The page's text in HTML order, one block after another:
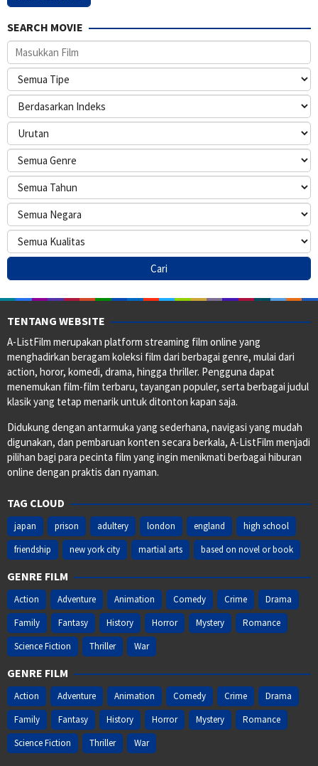
SEARCH MOVIE
TENTANG WEBSITE
A-ListFilm merupakan platform streaming film online yang
menghadirkan beragam koleksi film dari berbagai genre, mulai dari
action, horor, komedi, drama, hingga thriller. Pengguna dapat
menemukan film-film terbaru, tayangan populer, serta berbagai judul
klasik yang tetap menarik untuk ditonton kapan saja.
Didukung dengan antarmuka yang sederhana, navigasi yang mudah
digunakan, dan pembaruan konten secara berkala, A-ListFilm menjadi
pilihan bagi para pecinta film yang ingin menikmati berbagai hiburan
online dengan praktis dan nyaman.
TAG CLOUD
japan prison adultery london england
high school
friendship
new york city martial arts based on novel or book
GENRE FILM
Action Adventure Animation Comedy Crime
Drama
Family
Fantasy History Horror Mystery
Romance
Science Fiction
Thriller War
GENRE FILM
Action Adventure Animation Comedy Crime
Drama
Family
Fantasy History Horror Mystery
Romance
Science Fiction
Thriller War